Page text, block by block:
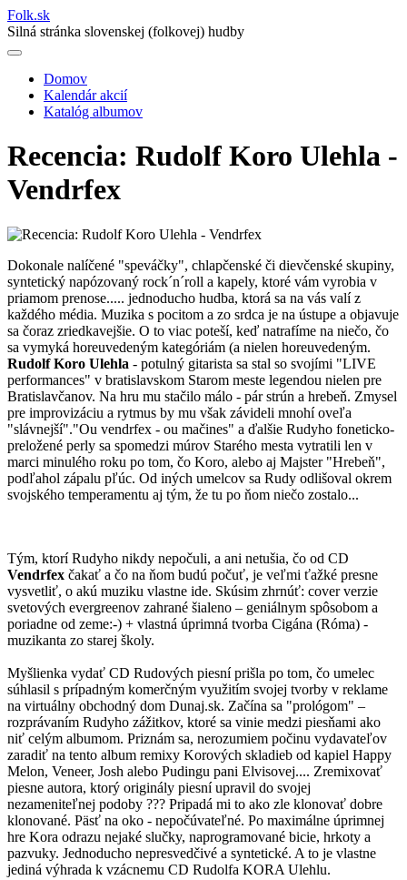
Folk.sk
Silná stránka slovenskej (folkovej) hudby
Main
navigation
Domov
Kalendár akcií
Katalóg albumov
Recencia: Rudolf Koro Ulehla -
Vendrfex
Dokonale nalíčené "speváčky", chlapčenské či dievčenské skupiny,
syntetický napózovaný rock´n´roll a kapely, ktoré vám vyrobia v
priamom prenose..... jednoducho hudba, ktorá sa na vás valí z
každého média. Muzika s pocitom a zo srdca je na ústupe a objavuje
sa čoraz zriedkavejšie. O to viac poteší, keď natrafíme na niečo, čo
sa vymyká horeuvedeným kategóriám (a nielen horeuvedeným.
Rudolf Koro Ulehla - potulný gitarista sa stal so svojími "LIVE
performances" v bratislavskom Starom meste legendou nielen pre
Bratislavčanov. Na hru mu stačilo málo - pár strún a hrebeň. Zmysel
pre improvizáciu a rytmus by mu však závideli mnohí oveľa
"slávnejší"."Ou vendrfex - ou mačines" a ďalšie Rudyho foneticko-
preložené perly sa spomedzi múrov Starého mesta vytratili len v
marci minulého roku po tom, čo Koro, alebo aj Majster "Hrebeň",
podľahol zápalu pľúc. Od iných umelcov sa Rudy odlišoval okrem
svojského temperamentu aj tým, že tu po ňom niečo zostalo...
Tým, ktorí Rudyho nikdy nepočuli, a ani netušia, čo od CD
Vendrfex čakať a čo na ňom budú počuť, je veľmi ťažké presne
vysvetliť, o akú muziku vlastne ide. Skúsim zhrnúť: cover verzie
svetových evergreenov zahrané šialeno – geniálnym spôsobom a
poriadne od zeme:-) + vlastná úprimná tvorba Cigána (Róma) -
muzikanta zo starej školy.
Myšlienka vydať CD Rudových piesní prišla po tom, čo umelec
súhlasil s prípadným komerčným využitím svojej tvorby v reklame
na virtuálny obchodný dom Dunaj.sk. Začína sa "prológom" –
rozprávaním Rudyho zážitkov, ktoré sa vinie medzi piesňami ako
niť celým albumom. Priznám sa, nerozumiem počinu vydavateľov
zaradiť na tento album remixy Korových skladieb od kapiel Happy
Melon, Veneer, Josh alebo Pudingu pani Elvisovej.... Zremixovať
piesne autora, ktorý originály piesní upravil do svojej
nezameniteľnej podoby ??? Pripadá mi to ako zle klonovať dobre
klonované. Päsť na oko - nepočúvateľné. Po maximálne úprimnej
hre Kora odrazu nejaké slučky, naprogramované bicie, hrkoty a
pazvuky. Jednoducho nepresvedčivé a syntetické. A to je vlastne
jediná výhrada k vzácnemu CD Rudolfa KORA Ulehlu.